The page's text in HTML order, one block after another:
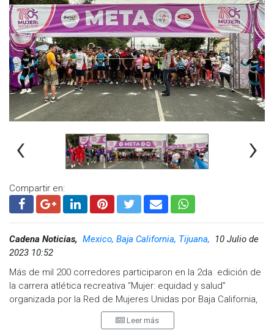
‹ ›
Compartir en:
Cadena Noticias, Mexico, Baja California, Tijuana,
10 Julio de
2023 10:52
Más de mil 200 corredores participaron en la 2da. edición de
la carrera atlética recreativa “Mujer: equidad y salud”
organizada por la Red de Mujeres Unidas por Baja California,
Gestinit Sports, Baja Hospital y ARHITAC, ayer domingo 9 de
Leer más